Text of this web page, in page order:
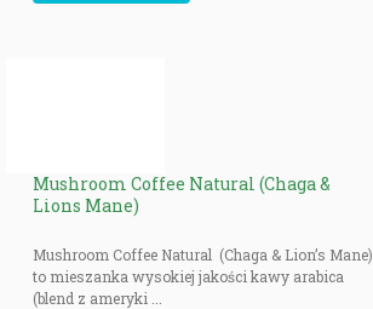
Mushroom Coffee Natural (Chaga &
Lions Mane)
Mushroom Coffee Natural (Chaga & Lion’s Mane)
to mieszanka wysokiej jakości kawy arabica
(blend z ameryki ...